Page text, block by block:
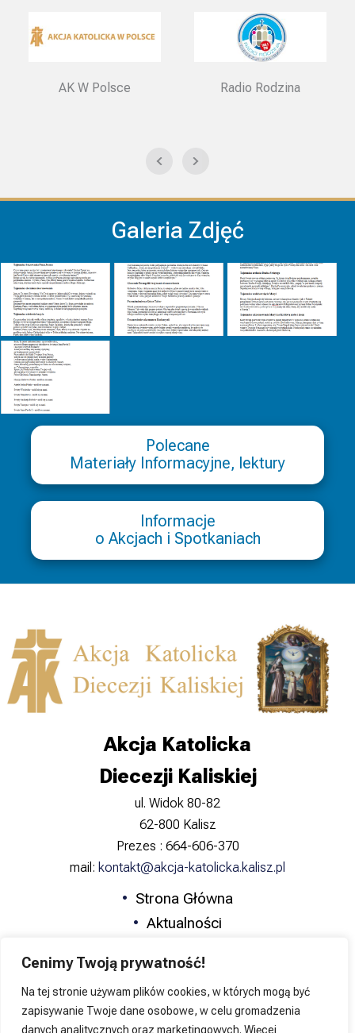
Cenimy Twoją prywatność!
Na tej stronie używam plików cookies, w których mogą być
zapisywanie Twoje dane osobowe, w celu gromadzenia
danych analitycznych oraz marketingowych. Więcej
AK W Polsce Radio Rodzina
Galeria Zdjęć
Polecane
Materiały Informacyjne, lektury
Informacje
o Akcjach i Spotkaniach
Akcja Katolicka
Diecezji Kaliskiej
ul. Widok 80-82
62-800 Kalisz
Prezes : 664-606-370
mail: kontakt@akcja-katolicka.kalisz.pl
Strona Główna
Aktualności
Formacja
Katolicka Nauka Społeczna
Kontakt